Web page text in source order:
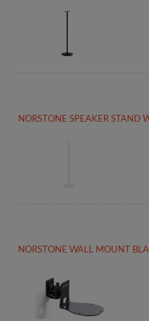
NORSTONE SPEAKER STAND
NORSTONE WALL MOUNT